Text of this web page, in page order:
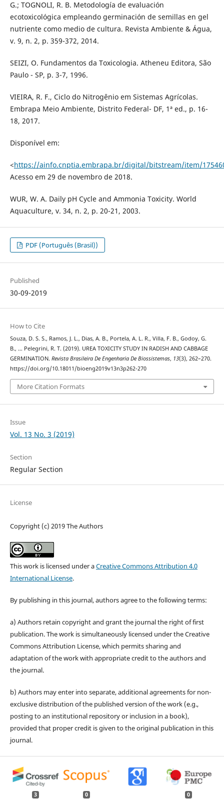
G.; TOGNOLI, R. B. Metodología de evaluación
ecotoxicológica empleando germinación de semillas en gel
nutriente como medio de cultura. Revista Ambiente & Água,
v. 9, n. 2, p. 359-372, 2014.
SEIZI, O. Fundamentos da Toxicologia. Atheneu Editora, São
Paulo - SP, p. 3-7, 1996.
VIEIRA, R. F., Ciclo do Nitrogênio em Sistemas Agrícolas.
Embrapa Meio Ambiente, Distrito Federal- DF, 1ª ed., p. 16-
18, 2017.
Disponível em:
<https://ainfo.cnptia.embrapa.br/digital/bitstream/item/
Acesso em 29 de novembro de 2018.
WUR, W. A. Daily pH Cycle and Ammonia Toxicity. World
Aquaculture, v. 34, n. 2, p. 20-21, 2003.
PDF (Português (Brasil))
Published
30-09-2019
How to Cite
Souza, D. S. S., Ramos, J. L., Dias, A. B., Portela, A. L. R., Villa, F. B., Godoy, G.
B., … Pelegrini, R. T. (2019). UREA TOXICITY STUDY IN RADISH AND CABBAGE
GERMINATION. Revista Brasileira De Engenharia De Biossistemas, 13(3), 262–270.
https://doi.org/10.18011/bioeng2019v13n3p262-270
More Citation Formats
Issue
Vol. 13 No. 3 (2019)
Section
Regular Section
License
Copyright (c) 2019 The Authors
This work is licensed under aCreative Commons Attribution 4.0
International License.
By publishing in this journal, authors agree to the following terms:
a) Authors retain copyright and grant the journal the right of first
publication. The work is simultaneously licensed under the Creative
Commons Attribution License, which permits sharing and
adaptation of the work with appropriate credit to the authors and
the journal.
b) Authors may enter into separate, additional agreements for non-
exclusive distribution of the published version of the work (e.g.,
posting to an institutional repository or inclusion in a book),
provided that proper credit is given to the original publication in this
journal.
3 0 0